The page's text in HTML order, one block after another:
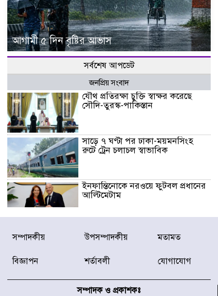
আগামী ৫ দিন বৃষ্টির আভাস
সর্বশেষ আপডেট
জনপ্রিয় সংবাদ
যৌথ প্রতিরক্ষা চুক্তি স্বাক্ষর করেছে
সৌদি-তুরস্ক-পাকিস্তান
সাড়ে ৭ ঘণ্টা পর ঢাকা-ময়মনসিংহ
রুটে ট্রেন চলাচল স্বাভাবিক
ইনফান্তিনোকে নরওয়ে ফুটবল প্রধানের
আল্টিমেটাম
দেশে ভারি বৃষ্টির সতর্কবার্তা, ১০
জেলায় বন্যার পূর্বাভাস
স্থাপনের উদ্যোগ চান মিয়া ব্যাপারীর
সম্পাদকীয় উপসম্পাদকীয় মতামত
বিজ্ঞাপন শর্তাবলী যোগাযোগ
সম্পাদক ও প্রকাশকঃ